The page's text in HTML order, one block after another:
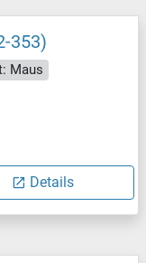
353)
Maus
Details